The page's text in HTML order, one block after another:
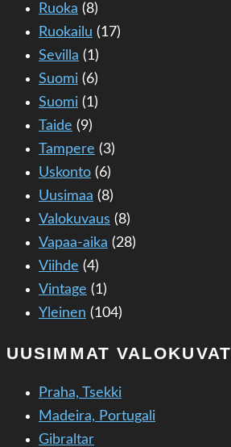
Ruoka (8)
Ruokailu (17)
Sevilla (1)
Suomi (6)
Suomi (1)
Taide (9)
Tampere (3)
Uskonto (6)
Uusimaa (8)
Valokuvaus (8)
Vapaa-aika (28)
Viihde (4)
Vintage (1)
Yleinen (104)
UUSIMMAT VALOKUVAT
Praha, Tsekki
Madeira, Portugali
Gibraltar